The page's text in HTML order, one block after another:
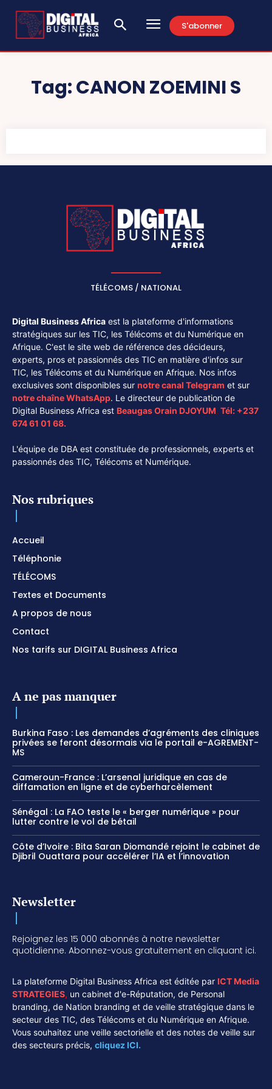
S'abonner
Tag:CANON ZOEMINI S
TÉLÉCOMS / NATIONAL
Digital Business Africa est la plateforme d'informations
stratégiques sur les TIC, les Télécoms et du Numérique en
Afrique. C'est le site web de référence des décideurs,
experts, pros et passionnés des TIC en matière d'infos sur
TIC, les Télécoms et du Numérique en Afrique. Nos infos
exclusives sont disponibles sur notre canal Telegram et sur
notre chaîneWhatsApp. Le directeur de publication de
Digital Business Africa est Beaugas Orain DJOYUM. Tél: +237
674 61 01 68.
L'équipe de DBA est constituée de professionnels, experts et
passionnés des TIC, Télécoms et Numérique.
Nos rubriques
Accueil
Téléphonie
TÉLÉCOMS
Textes et Documents
A propos de nous
Contact
Nos tarifs sur DIGITAL Business Africa
A ne pas manquer
Burkina Faso : Les demandes d’agréments des cliniques
privées se feront désormais via le portail e-AGREMENT-
MS
Cameroun-France : L’arsenal juridique en cas de
diffamation en ligne et de cyberharcèlement
Sénégal : La FAO teste le « berger numérique » pour
lutter contre le vol de bétail
Côte d’Ivoire : Bita Saran Diomandé rejoint le cabinet de
Djibril Ouattara pour accélérer l’IA et l’innovation
Newsletter
Rejoignez les 15 000 abonnés à notre newsletter
quotidienne. Abonnez-vous gratuitement en cliquant ici.
La plateforme Digital Business Africa est éditée par ICT Media
STRATEGIES, un cabinet d'e-Réputation, de Personal
branding, de Nation branding et de veille stratégique dans le
secteur des TIC, des Télécoms et du Numérique en Afrique.
Vous souhaitez une veille sectorielle et des notes de veille sur
des secteurs précis, cliquez ICI.